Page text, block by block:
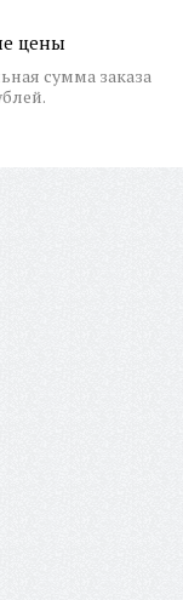
цены
сумма заказа